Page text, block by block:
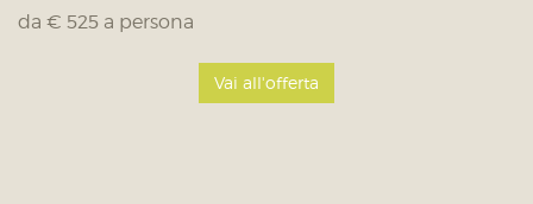
da € 525 a persona
Vai all'offerta